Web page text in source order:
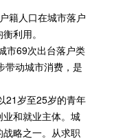
籍人口在城市落户
利用。
市69次出台落户类
带动城市消费，是
21岁至25岁的青年
和就业主体。城
略之一。从求职